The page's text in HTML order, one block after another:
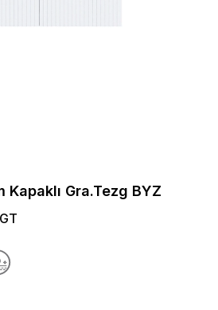
Kapaklı Gra.Tezg BYZ